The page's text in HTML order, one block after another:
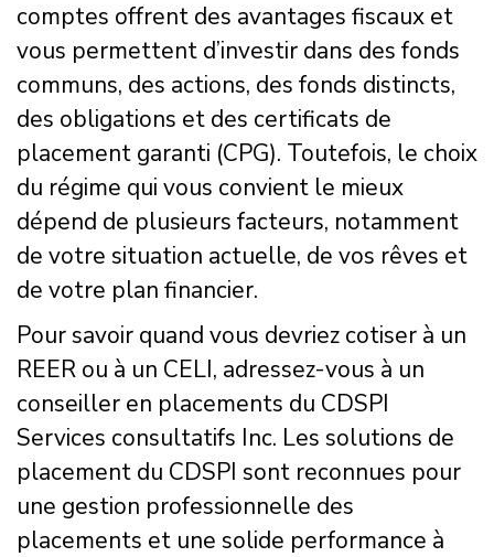
comptes offrent des avantages fiscaux et
vous permettent d’investir dans des fonds
communs, des actions, des fonds distincts,
des obligations et des certificats de
placement garanti (CPG). Toutefois, le choix
du régime qui vous convient le mieux
dépend de plusieurs facteurs, notamment
de votre situation actuelle, de vos rêves et
de votre plan financier.
Pour savoir quand vous devriez cotiser à un
REER ou à un CELI, adressez-vous à un
conseiller en placements du CDSPI
Services consultatifs Inc. Les solutions de
placement du CDSPI sont reconnues pour
une gestion professionnelle des
placements et une solide performance à